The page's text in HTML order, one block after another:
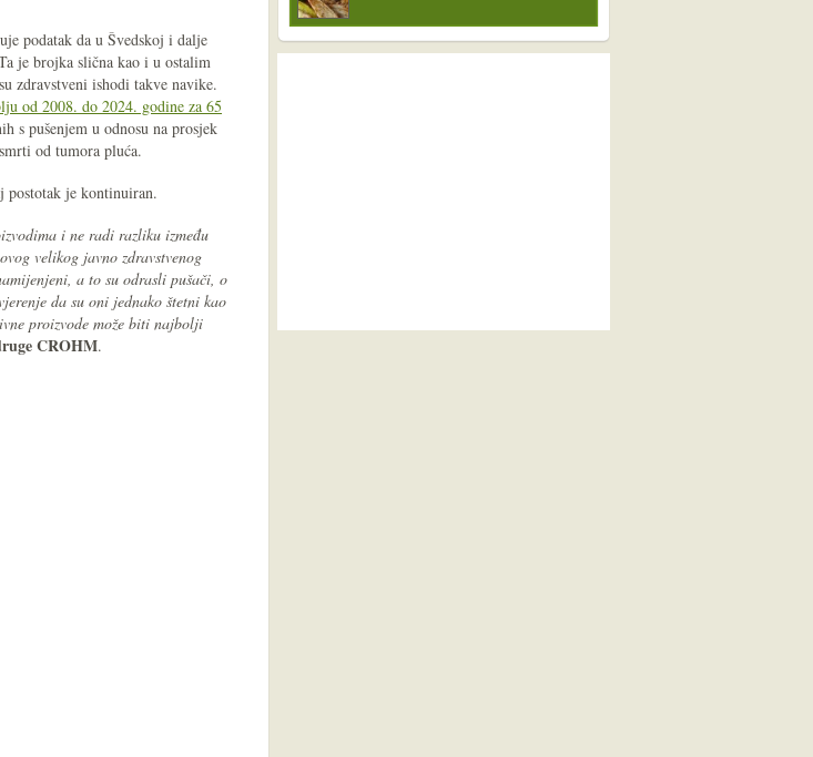
podatak da u Švedskoj i dalje
je brojka slična kao i u ostalim
zdravstveni ishodi takve navike.
od 2008. do 2024. godine za 65
s pušenjem u odnosu na prosjek
od tumora pluća.
postotak je kontinuiran.
i ne radi razliku između
velikog javno zdravstvenog
a to su odrasli pušači, o
da su oni jednako štetni kao
proizvode može biti najbolji
CROHM.